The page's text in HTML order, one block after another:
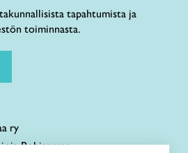
tapahtumista ja
toiminnasta.
ry
Pohjanmaa